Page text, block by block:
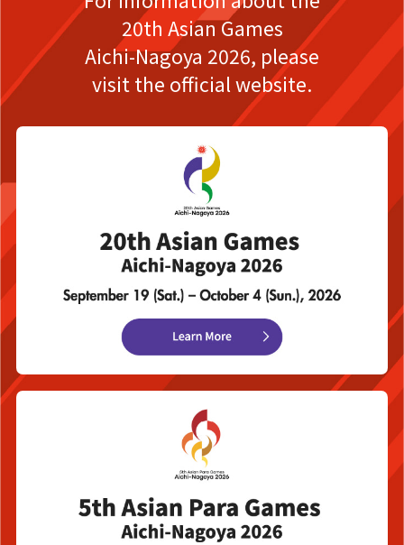
20th Asian Games
Aichi-Nagoya 2026, please
visit the official website.